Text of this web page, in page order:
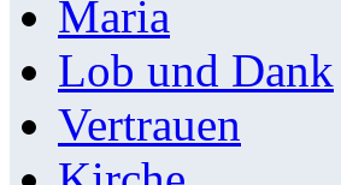
Maria
Lob und Dank
Vertrauen